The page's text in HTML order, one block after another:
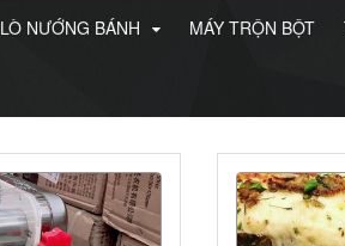
LÒ NƯỚNG BÁNH MÁY TRỘN BỘT